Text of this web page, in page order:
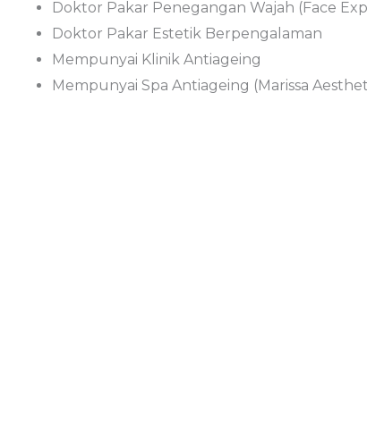
Doktor Pakar Penegangan Wajah (Face
Doktor Pakar Estetik Berpengalaman
Mempunyai Klinik Antiageing
Mempunyai Spa Antiageing (Marissa